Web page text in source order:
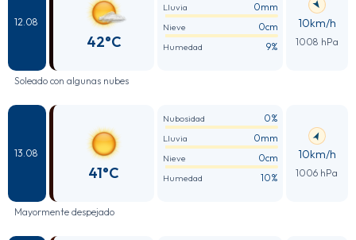
12.08
42°C
Lluvia 0mm
Nieve 0cm
Humedad 9%
10km/h
1008 hPa
Soleado con algunas nubes
13.08
41°C
Nubosidad 0%
Lluvia 0mm
Nieve 0cm
Humedad 10%
10km/h
1006 hPa
Mayormente despejado